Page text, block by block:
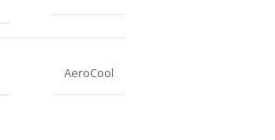
AeroCool